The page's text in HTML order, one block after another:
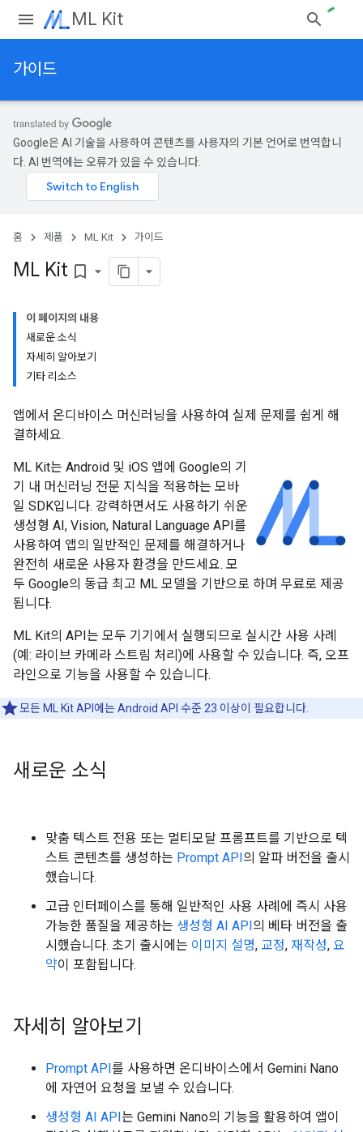
ML Kit
가이드
Google은 AI 기술을 사용하여 콘텐츠를 사용자의 기본 언어로 번역합니
다. AI 번역에는 오류가 있을 수 있습니다.
홈 제품 ML Kit 가이드
ML Kit bookmark_border
이 페이지의 내용
새로운 소식
자세히 알아보기
기타 리소스
앱에서 온디바이스 머신러닝을 사용하여 실제 문제를 쉽게 해
결하세요.
ML Kit는 Android 및 iOS 앱에 Google의 기
기 내 머신러닝 전문 지식을 적용하는 모바
일 SDK입니다. 강력하면서도 사용하기 쉬운
생성형 AI, Vision, Natural Language API를
사용하여 앱의 일반적인 문제를 해결하거나
완전히 새로운 사용자 환경을 만드세요. 모
두 Google의 동급 최고 ML 모델을 기반으로 하며 무료로 제공
됩니다.
ML Kit의 API는 모두 기기에서 실행되므로 실시간 사용 사례
(예: 라이브 카메라 스트림 처리)에 사용할 수 있습니다. 즉, 오프
라인으로 기능을 사용할 수 있습니다.
모든 ML Kit API에는 Android API 수준 23 이상이 필요합니다.
새로운 소식
맞춤 텍스트 전용 또는 멀티모달 프롬프트를 기반으로 텍
스트 콘텐츠를 생성하는 Prompt API의 알파 버전을 출시
했습니다.
고급 인터페이스를 통해 일반적인 사용 사례에 즉시 사용
가능한 품질을 제공하는 생성형 AI API의 베타 버전을 출
시했습니다. 초기 출시에는 이미지 설명, 교정, 재작성, 요
약이 포함됩니다.
자세히 알아보기
Prompt API를 사용하면 온디바이스에서 Gemini Nano
에 자연어 요청을 보낼 수 있습니다.
생성형 AI API는 Gemini Nano의 기능을 활용하여 앱이